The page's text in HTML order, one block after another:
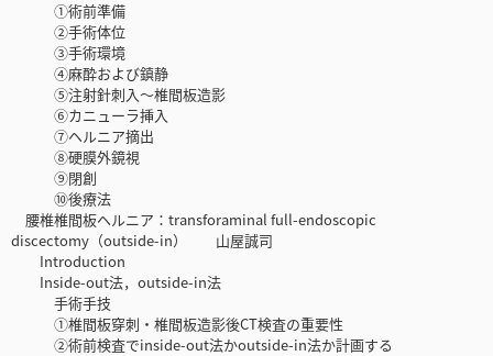
①術前準備
②手術体位
③手術環境
④麻酔および鎮静
⑤注射針刺入〜椎間板造影
⑥カニューラ挿入
⑦ヘルニア摘出
⑧硬膜外鏡視
⑨閉創
⑩後療法
腰椎椎間板ヘルニア：transforaminal full-endoscopic
discectomy（outside-in） 山屋誠司
Introduction
Inside-out法，outside-in法
手術手技
①椎間板穿刺・椎間板造影後CT検査の重要性
②術前検査でinside-out法かoutside-in法か計画する